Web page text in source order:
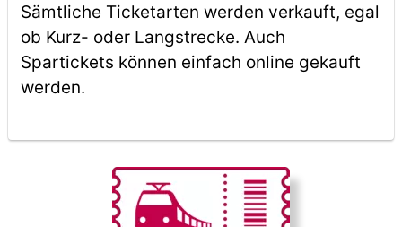
Sämtliche Ticketarten werden verkauft, egal
ob Kurz- oder Langstrecke. Auch
Spartickets können einfach online gekauft
werden.